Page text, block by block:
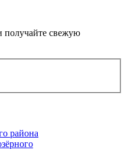
получайте свежую
района